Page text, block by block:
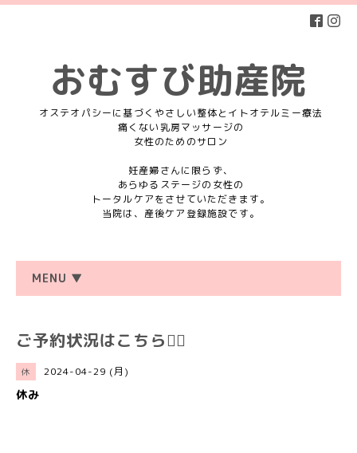
おむすび助産院
オステオパシーに基づくやさしい整体とイトオテルミー療法
痛くない乳房マッサージの
女性のためのサロン
妊産婦さんに限らず、
あらゆるステージの女性の
トータルケアをさせていただきます。
当院は、産後ケア登録施設です。
MENU ▼
ご予約状況はこちら💁‍♀️
休 2024-04-29 (月)
休み